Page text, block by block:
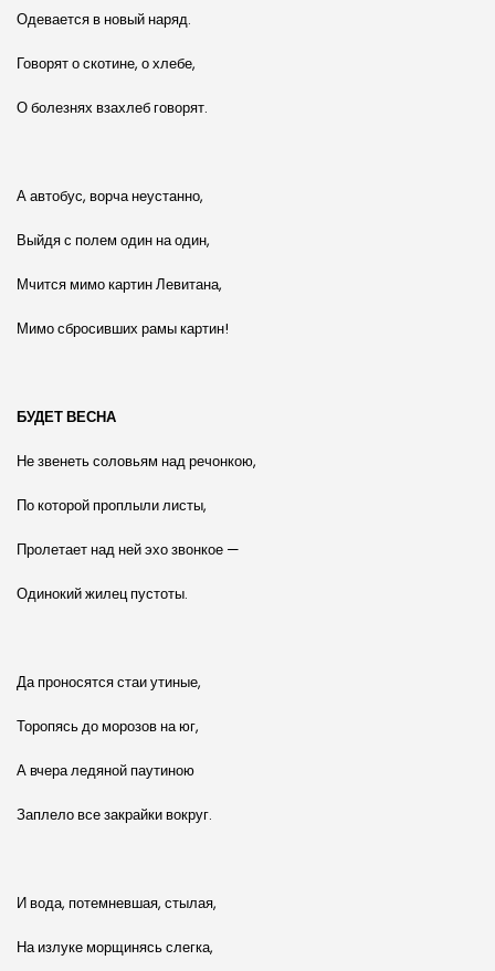
Одевается в новый наряд.
Говорят о скотине, о хлебе,
О болезнях взахлеб говорят.
А автобус, ворча неустанно,
Выйдя с полем один на один,
Мчится мимо картин Левитана,
Мимо сбросивших рамы картин!
БУДЕТ ВЕСНА
Не звенеть соловьям над речонкою,
По которой проплыли листы,
Пролетает над ней эхо звонкое —
Одинокий жилец пустоты.
Да проносятся стаи утиные,
Торопясь до морозов на юг,
А вчера ледяной паутиною
Заплело все закрайки вокруг.
И вода, потемневшая, стылая,
На излуке морщинясь слегка,